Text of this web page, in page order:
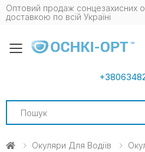
Оптовий продаж сонцезахисних
доставкою по всій Україні
Toggle mobile
Search
Окуляри Для Водіїв